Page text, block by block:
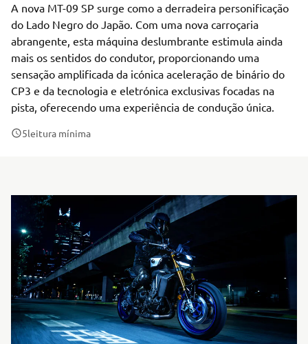
A nova MT-09 SP surge como a derradeira personificação
do Lado Negro do Japão. Com uma nova carroçaria
abrangente, esta máquina deslumbrante estimula ainda
mais os sentidos do condutor, proporcionando uma
sensação amplificada da icónica aceleração de binário do
CP3 e da tecnologia e eletrónica exclusivas focadas na
pista, oferecendo uma experiência de condução única.
5leitura mínima